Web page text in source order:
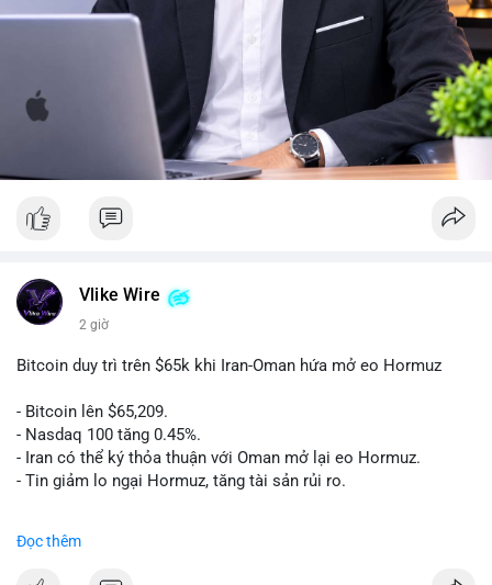
Vlike Wire
2 giờ
Bitcoin duy trì trên $65k khi Iran-Oman hứa mở eo Hormuz
- Bitcoin lên $65,209.
- Nasdaq 100 tăng 0.45%.
- Iran có thể ký thỏa thuận với Oman mở lại eo Hormuz.
- Tin giảm lo ngại Hormuz, tăng tài sản rủi ro.
Đọc thêm